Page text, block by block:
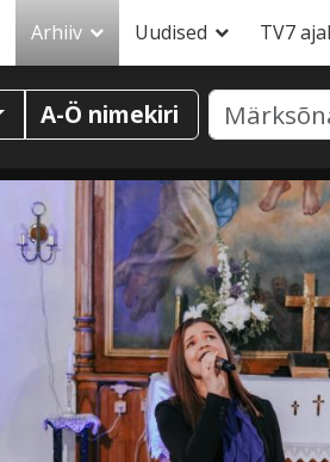
Arhiiv Uudised TV7
A-Ö nimekiri